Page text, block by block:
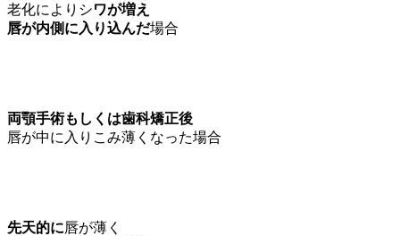
老化によりシワが増え
唇が内側に入り込んだ場合
両顎手術もしくは歯科矯正後
唇が中に入りこみ薄くなった場合
先天的に唇が薄く